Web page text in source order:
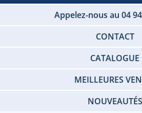
Appelez-nous au 04
CONTACT
CATALOGUE
MEILLEURES
NOUVEAUTÉS